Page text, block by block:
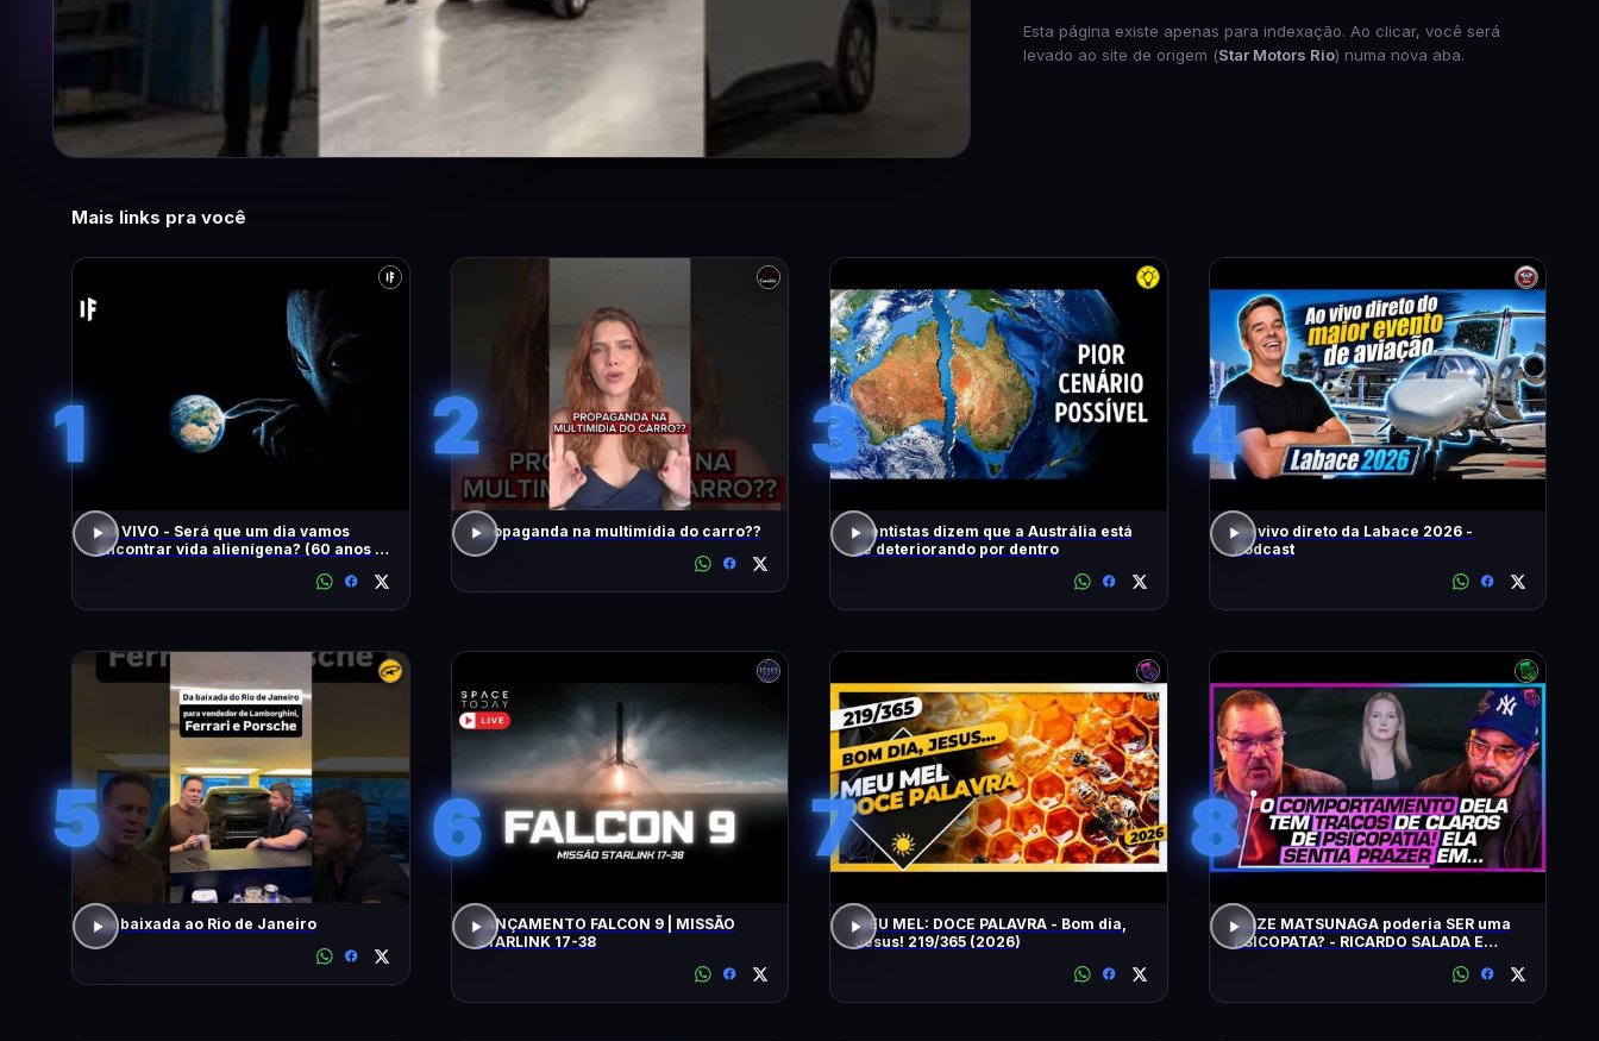
Esta página existe apenas para indexação. Ao clicar, você será
levado ao site de origem (Star Motors Rio) numa nova aba.
Mais links pra você
1
AO VIVO - Será que um dia vamos
encontrar vida alienígena? (60 anos de
2
Propaganda na multimídia do carro??
3
Cientistas dizem que a Austrália está
se deteriorando por dentro
4
Ao vivo direto da Labace 2026 -
Podcast
5
Da baixada ao Rio de Janeiro
6
LANÇAMENTO FALCON 9 | MISSÃO
STARLINK 17-38
7
MEU MEL: DOCE PALAVRA - Bom dia,
Jesus! 219/365 (2026)
8
ELIZE MATSUNAGA poderia SER uma
PSICOPATA? - RICARDO SALADA E